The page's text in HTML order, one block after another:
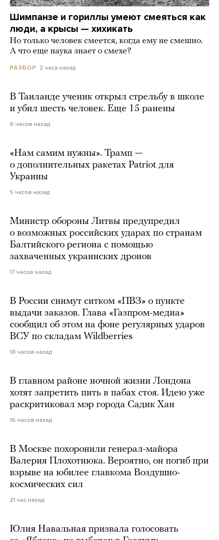
Шимпанзе и гориллы умеют смеяться как
люди, а крысы — хихикать
Но только человек смеется, когда ему не смешно.
А что еще наука знает о смехе?
РАЗБОР 2 часа назад
В Таиланде ученик открыл стрельбу в школе
и убил шесть человек. Еще 15 ранены
6 часов назад
«Нам самим нужны». Трамп —
о дополнительных ракетах Patriot для
Украины
5 часов назад
Министр обороны Литвы предупредил
о возможных российских ударах по странам
Балтийского региона с помощью
захваченных украинских дронов
17 часов назад
В России снимут ситком «ПВЗ» о пункте
выдачи заказов. Глава «Газпром-медиа»
сообщил об этом на фоне регулярных ударов
ВСУ по складам Wildberries
18 часов назад
В главном районе ночной жизни Лондона
хотят запретить пить в пабах стоя. Идею уже
раскритиковал мэр города Садик Хан
16 часов назад
В Москве похоронили генерал-майора
Валерия Плохотнюка. Вероятно, он погиб при
взрыве на юбилее главкома Воздушно-
космических сил
21 час назад
Юлия Навальная призвала голосовать